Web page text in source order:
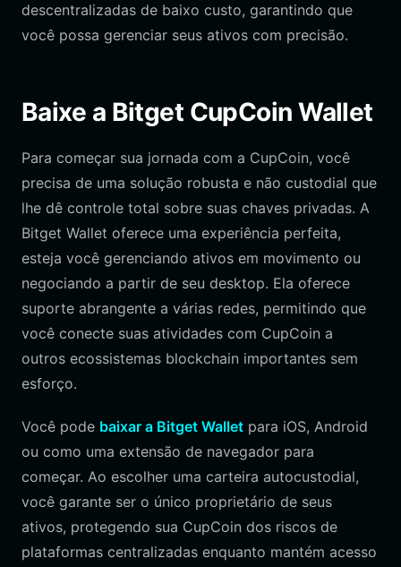
descentralizadas de baixo custo, garantindo que
você possa gerenciar seus ativos com precisão.
Baixe a Bitget CupCoin Wallet
Para começar sua jornada com a CupCoin, você
precisa de uma solução robusta e não custodial que
lhe dê controle total sobre suas chaves privadas. A
Bitget Wallet oferece uma experiência perfeita,
esteja você gerenciando ativos em movimento ou
negociando a partir de seu desktop. Ela oferece
suporte abrangente a várias redes, permitindo que
você conecte suas atividades com CupCoin a
outros ecossistemas blockchain importantes sem
esforço.
Você pode baixar a Bitget Wallet para iOS, Android
ou como uma extensão de navegador para
começar. Ao escolher uma carteira autocustodial,
você garante ser o único proprietário de seus
ativos, protegendo sua CupCoin dos riscos de
plataformas centralizadas enquanto mantém acesso